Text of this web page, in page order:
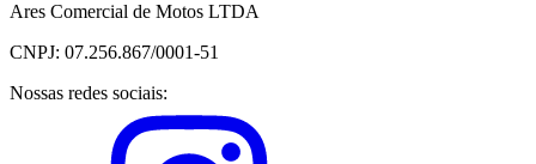
Ares Comercial de Motos LTDA
CNPJ: 07.256.867/0001-51
Nossas redes sociais: